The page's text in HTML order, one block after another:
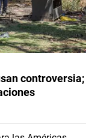
controversia;